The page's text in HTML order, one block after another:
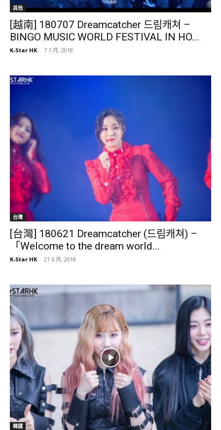
其他
[越南] 180707 Dreamcatcher 드림캐쳐 –
BINGO MUSIC WORLD FESTIVAL IN HO...
K-Star HK - 7 7 月, 2018
台灣
[台灣] 180621 Dreamcatcher (드림캐쳐) –
「Welcome to the dream world...
K-Star HK - 21 6 月, 2018
韓國